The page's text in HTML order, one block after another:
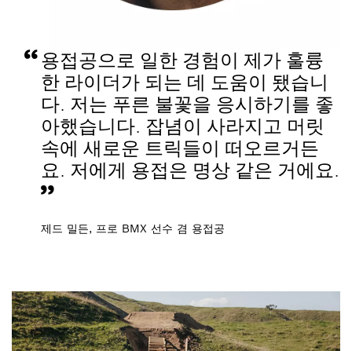
용접공으로 일한 경험이 제가 훌륭
한 라이더가 되는 데 도움이 됐습니
다. 저는 푸른 불꽃을 응시하기를 좋
아했습니다. 잡념이 사라지고 머릿
속에 새로운 트릭들이 떠오르거든
요. 저에게 용접은 명상 같은 거에요.
제드 밀든, 프로 BMX 선수 겸 용접공